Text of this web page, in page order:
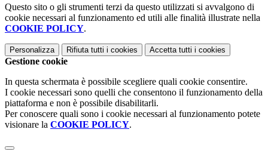
Questo sito o gli strumenti terzi da questo utilizzati si avvalgono di
cookie necessari al funzionamento ed utili alle finalità illustrate nella
COOKIE POLICY.
Personalizza Rifiuta tutti i cookies Accetta tutti i cookies
Gestione cookie
In questa schermata è possibile scegliere quali cookie consentire.
I cookie necessari sono quelli che consentono il funzionamento della
piattaforma e non è possibile disabilitarli.
Per conoscere quali sono i cookie necessari al funzionamento potete
visionare la COOKIE POLICY.